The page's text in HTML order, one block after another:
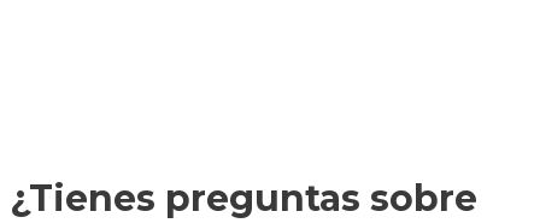
¿Tienes preguntas sobre